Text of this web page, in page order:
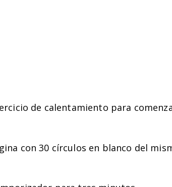
de calentamiento para
con 30 círculos en blanco del